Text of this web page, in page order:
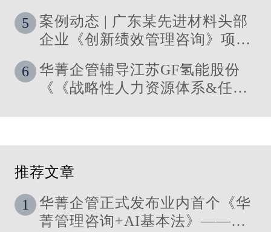
与资源优化》 管理咨询项目圆满
落地
5
案例动态 | 广东某先进材料头部
企业《创新绩效管理咨询》项目
6
华菁企管辅导江苏GF氢能股份
《《战略性人力资源体系&任职
推荐文章
1
华菁企管正式发布业内首个《华
菁管理咨询+AI基本法》——让